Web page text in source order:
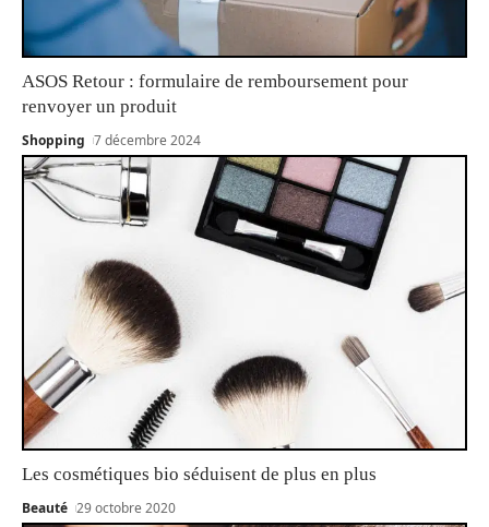
ASOS Retour : formulaire de remboursement pour
renvoyer un produit
Shopping 7 décembre 2024
Les cosmétiques bio séduisent de plus en plus
Beauté 29 octobre 2020